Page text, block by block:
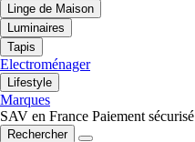
Linge de Maison
Luminaires
Tapis
Electroménager
Lifestyle
Marques
SAV en France Paiement sécurisé
Rechercher